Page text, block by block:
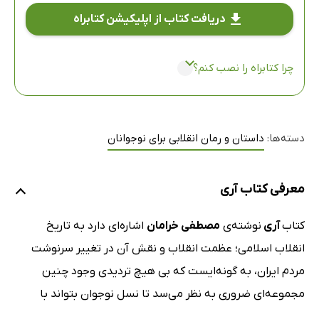
دریافت کتاب از اپلیکیشن کتابراه
چرا کتابراه را نصب کنم؟
دسته‌ها: داستان و رمان انقلابی برای نوجوانان
معرفی کتاب آری
کتابآری نوشته‌ی مصطفی خرامان اشاره‌ای دارد به تاریخ
انقلاب اسلامی؛ عظمت انقلاب و نقش آن در تغییر سرنوشت
مردم ایران، به گونه‌ایست که بی هیچ تردیدی وجود چنین
مجموعه‌ای ضروری به نظر می‌سد تا نسل نوجوان بتواند با